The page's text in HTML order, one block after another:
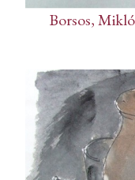
Borsos,